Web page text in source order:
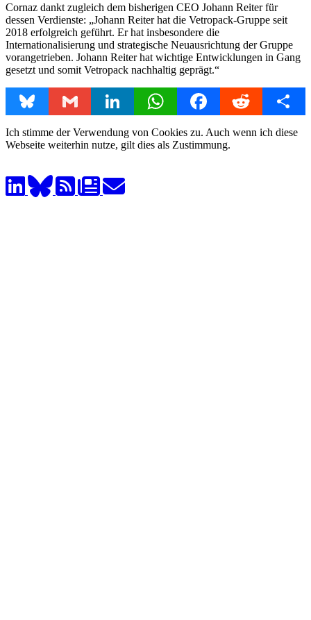
Cornaz dankt zugleich dem bisherigen CEO Johann Reiter für
dessen Verdienste: „Johann Reiter hat die Vetropack-Gruppe seit
2018 erfolgreich geführt. Er hat insbesondere die
Internationalisierung und strategische Neuausrichtung der Gruppe
vorangetrieben. Johann Reiter hat wichtige Entwicklungen in Gang
gesetzt und somit Vetropack nachhaltig geprägt.“
Bluesky Gmail LinkedIn WhatsAppFacebookReddit Share
Ich stimme der Verwendung von Cookies zu. Auch wenn ich diese
Webseite weiterhin nutze, gilt dies als Zustimmung.